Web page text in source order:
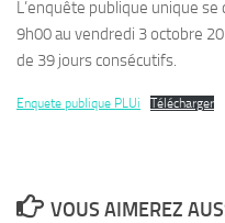
L’enquête publique unique
9h00 au vendredi 3 octobre
de 39 jours consécutifs.
Enquete publique PLUi Télécharger
VOUS AIMEREZ